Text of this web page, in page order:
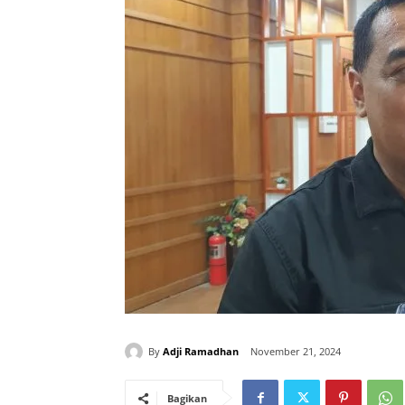
By Adji Ramadhan November 21, 2024
Bagikan